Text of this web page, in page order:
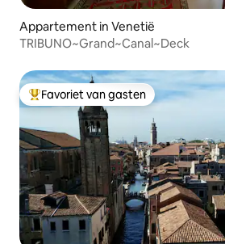
Appartement in Venetië
TRIBUNO~Grand~Canal~Deck
Topfavoriet van gasten
Favoriet van gasten